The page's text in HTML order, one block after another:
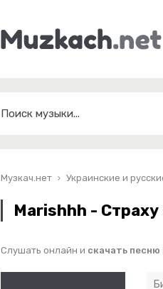
Музкач.нет Украинские и
Marishhh -
Слушать онлайн и скачать